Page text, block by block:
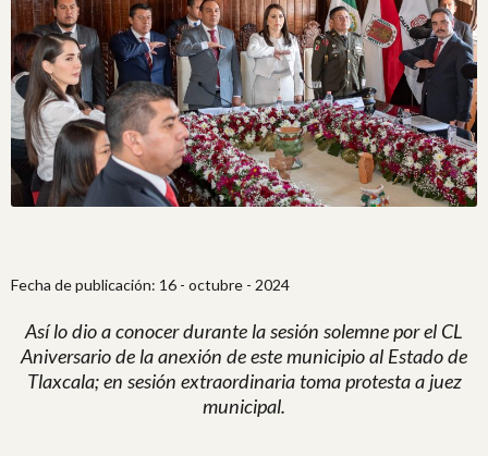
Fecha de publicación: 16 - octubre - 2024
Así lo dio a conocer durante la sesión solemne por el CL
Aniversario de la anexión de este municipio al Estado de
Tlaxcala; en sesión extraordinaria toma protesta a juez
municipal.